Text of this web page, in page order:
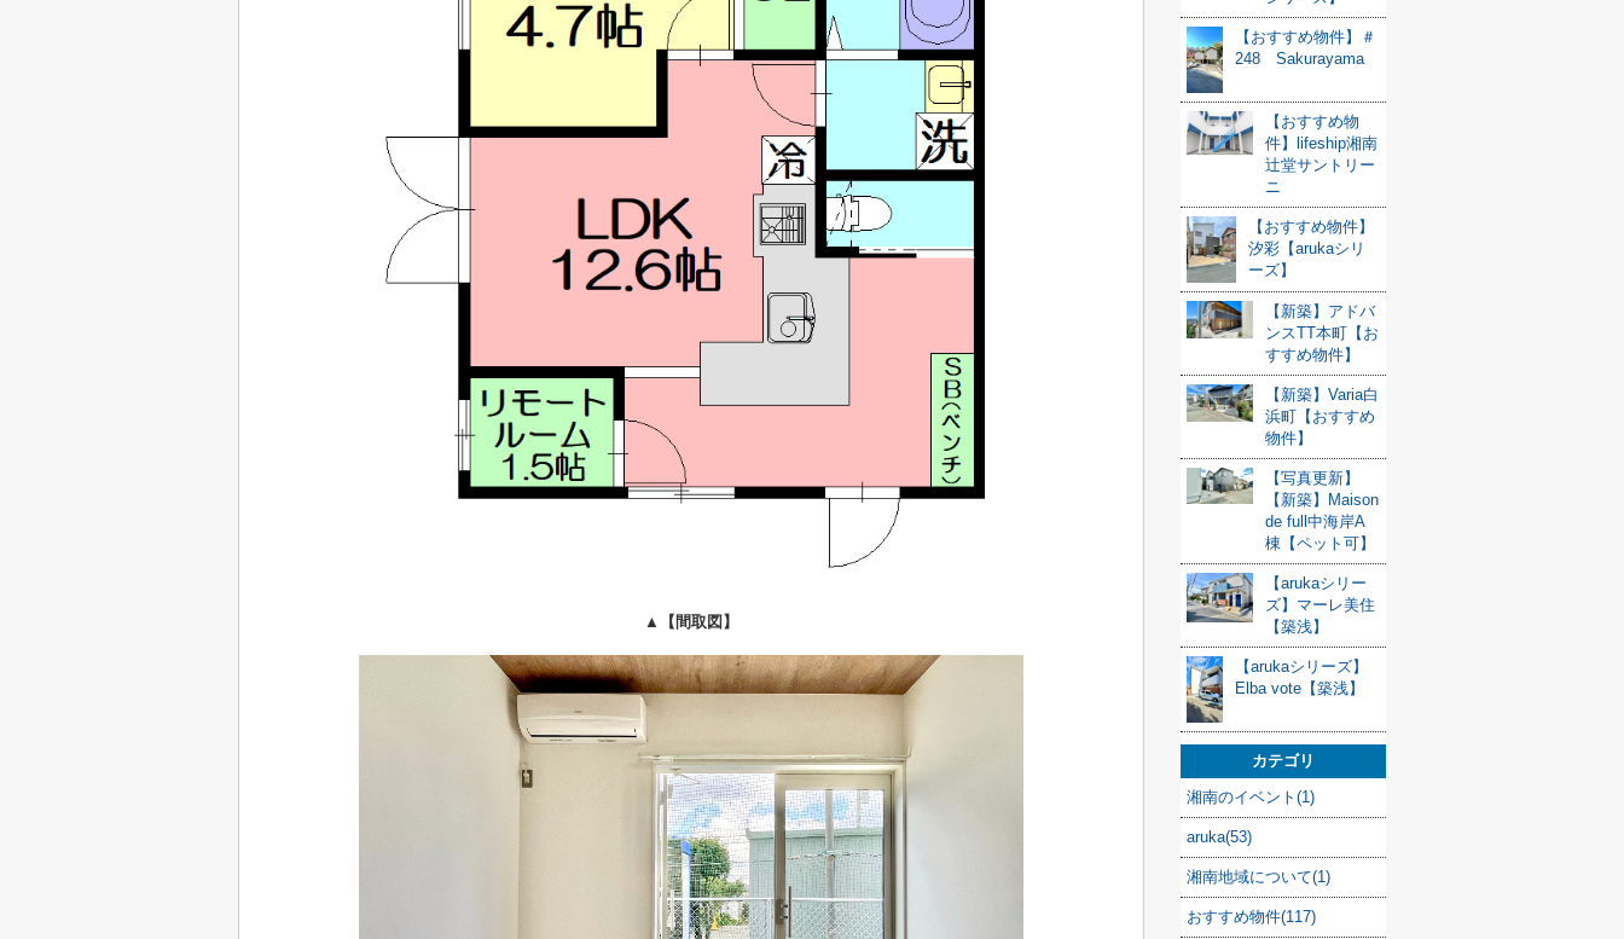
▲ 【間取図】
【おすすめ物件】＃
248 Sakurayama
【おすすめ物
件】lifeship湘南
辻堂サントリー
ニ
【おすすめ物件】
汐彩【arukaシリ
ーズ】
【新築】アドバ
ンスTT本町【お
すすめ物件】
【新築】Varia白
浜町【おすすめ
物件】
【写真更新】
【新築】Maison
de full中海岸A
棟【ペット可】
【arukaシリー
ズ】マーレ美住
【築浅】
【arukaシリーズ】
Elba vote【築浅】
カテゴリ
湘南のイベント(1)
aruka(53)
湘南地域について(1)
おすすめ物件(117)